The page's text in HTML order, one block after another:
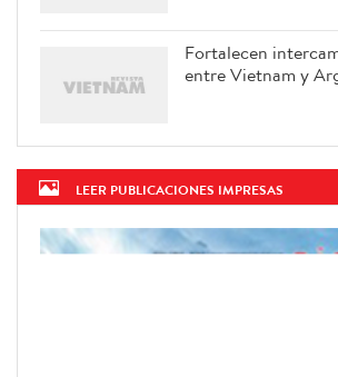
Fortalecen
entre Vietnam y
LEER PUBLICACIONES IMPRESAS